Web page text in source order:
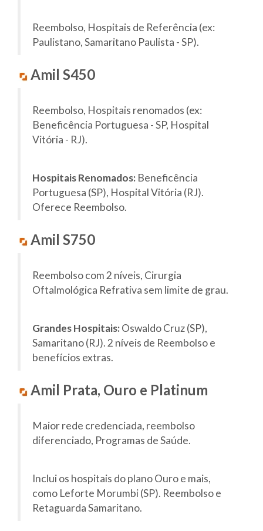
Reembolso, Hospitais de Referência (ex:
Paulistano, Samaritano Paulista - SP).
Amil S450
Reembolso, Hospitais renomados (ex:
Beneficência Portuguesa - SP, Hospital
Vitória - RJ).
Hospitais Renomados: Beneficência
Portuguesa (SP), Hospital Vitória (RJ).
Oferece Reembolso.
Amil S750
Reembolso com 2 níveis, Cirurgia
Oftalmológica Refrativa sem limite de grau.
Grandes Hospitais:Oswaldo Cruz (SP),
Samaritano (RJ). 2 níveis de Reembolso e
benefícios extras.
Amil Prata, Ouro e Platinum
Maior rede credenciada, reembolso
diferenciado, Programas de Saúde.
Inclui os hospitais do plano Ouro e mais,
como Leforte Morumbi (SP). Reembolso e
Retaguarda Samaritano.